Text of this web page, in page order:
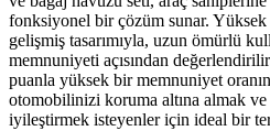
fonksiyonel bir çözüm sunar.
gelişmiş tasarımıyla, uzun ömürlü
memnuniyeti açısından
puanla yüksek bir memnuniyet
otomobilinizi koruma altına almak
iyileştirmek isteyenler için ideal bir